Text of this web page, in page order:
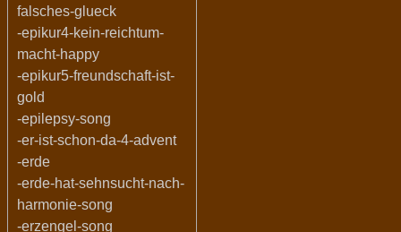
falsches-glueck
-epikur4-kein-reichtum-
macht-happy
-epikur5-freundschaft-ist-
gold
-epilepsy-song
-er-ist-schon-da-4-advent
-erde
-erde-hat-sehnsucht-nach-
harmonie-song
-erzengel-song